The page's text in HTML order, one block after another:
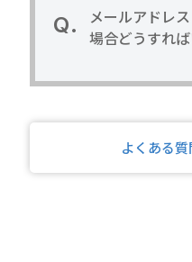
メールアドレ
場合どうすれ
よくある